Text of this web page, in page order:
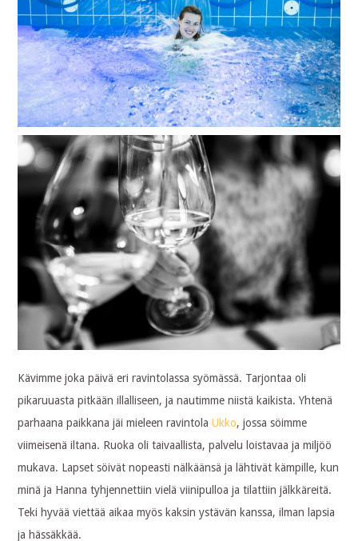
Kävimme joka päivä eri ravintolassa syömässä. Tarjontaa oli
pikaruuasta pitkään illalliseen, ja nautimme niistä kaikista. Yhtenä
parhaana paikkana jäi mieleen ravintolaUkko, jossa söimme
viimeisenä iltana. Ruoka oli taivaallista, palvelu loistavaa ja miljöö
mukava. Lapset söivät nopeasti nälkäänsä ja lähtivät kämpille, kun
minä ja Hanna tyhjennettiin vielä viinipulloa ja tilattiin jälkkäreitä.
Teki hyvää viettää aikaa myös kaksin ystävän kanssa, ilman lapsia
ja hässäkkää.